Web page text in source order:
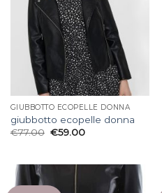
GIUBBOTTO ECOPELLE DONNA
giubbotto ecopelle donna
€77.00 €59.00